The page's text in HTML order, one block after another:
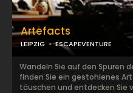
Artefacts
LEIPZIG ESCAPEVENTURE
Wandeln Sie auf den Spuren
finden Sie ein gestohlenes
täuschen und entdecken Sie